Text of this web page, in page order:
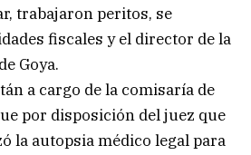
trabajaron peritos, se
fiscales y el director de la
Goya.
a cargo de la comisaría de
por disposición del juez que
la autopsia médico legal para